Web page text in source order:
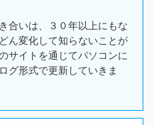
合いは、３０年以上にもな
ん変化して知らないことが
サイトを通じてパソコンに
グ形式で更新していきま